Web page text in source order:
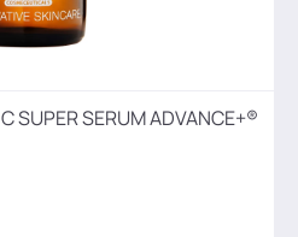
SUPER SERUM ADVANCE+®